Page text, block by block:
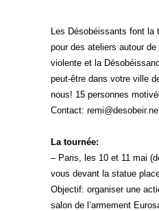
Les Désobéissants font la
pour des ateliers autour de
violente et la
peut-être dans votre ville
nous! 15 personnes
Contact:
La tournée:
– Paris, les 10 et 11 mai
vous devant la statue
Objectif: organiser une
salon de l’armement